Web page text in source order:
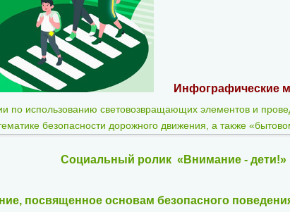
Инфографические
по использованию световозвращающих элементов и
безопасности дорожного движения, а также
Социальный ролик «Внимание - дети!»
посвященное основам безопасного